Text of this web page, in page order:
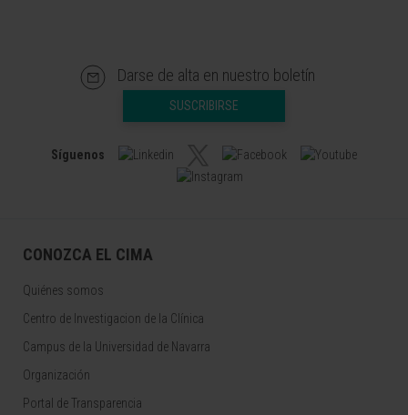
Darse de alta en nuestro boletín
SUSCRIBIRSE
Síguenos
CONOZCA EL CIMA
Quiénes somos
Centro de Investigacion de la Clínica
Campus de la Universidad de Navarra
Organización
Portal de Transparencia